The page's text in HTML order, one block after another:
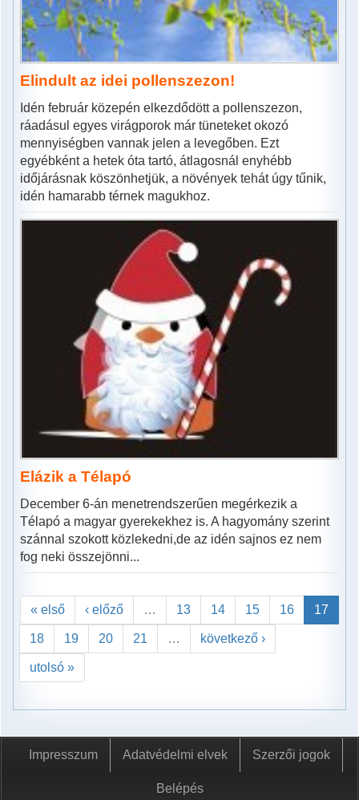
Elindult az idei pollenszezon!
Idén február közepén elkezdődött a pollenszezon,
ráadásul egyes virágporok már tüneteket okozó
mennyiségben vannak jelen a levegőben. Ezt
egyébként a hetek óta tartó, átlagosnál enyhébb
időjárásnak köszönhetjük, a növények tehát úgy tűnik,
idén hamarabb térnek magukhoz.
Elázik a Télapó
December 6-án menetrendszerűen megérkezik a
Télapó a magyar gyerekekhez is. A hagyomány szerint
szánnal szokott közlekedni,de az idén sajnos ez nem
fog neki összejönni...
« első ‹ előző … 13 14 15 16 17
18 19 20 21 … következő ›
utolsó »
Impresszum Adatvédelmi elvek Szerzői jogok
Belépés